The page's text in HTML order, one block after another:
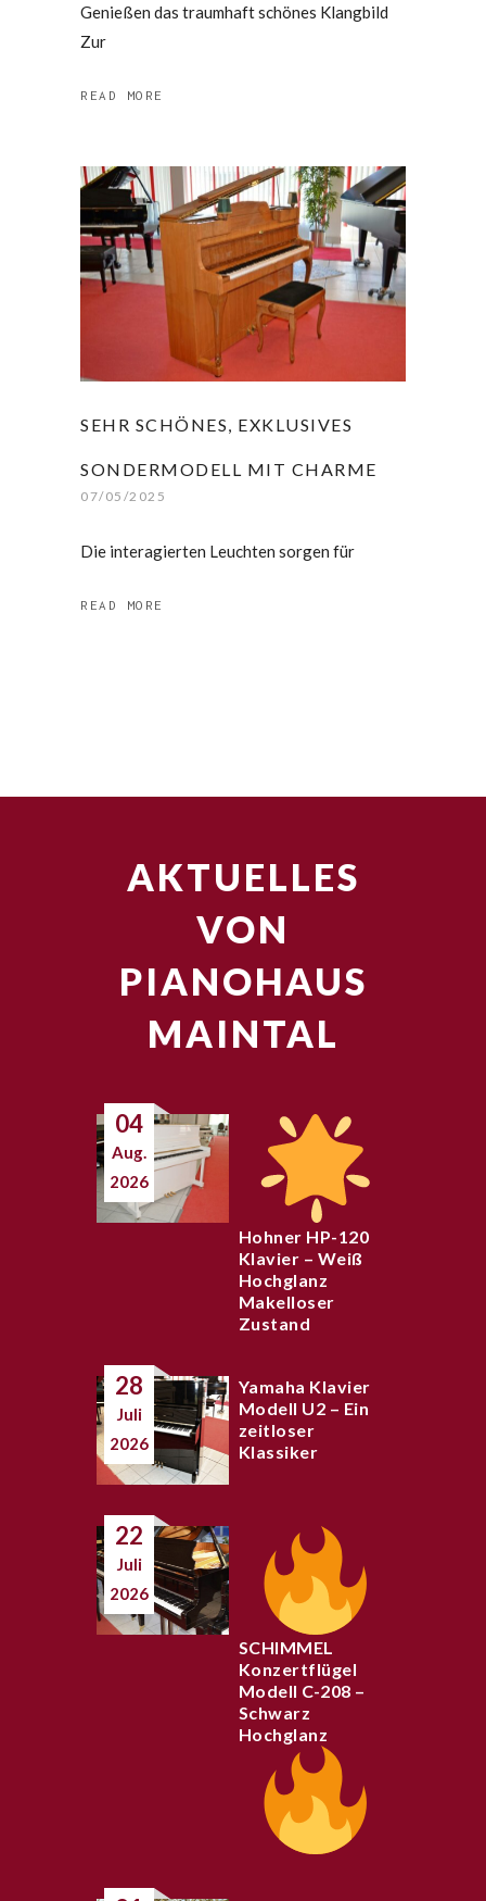
Genießen das traumhaft schönes Klangbild
Zur
READ MORE
SEHR SCHÖNES, EXKLUSIVES
SONDERMODELL MIT CHARME
07/05/2025
Die interagierten Leuchten sorgen für
READ MORE
AKTUELLES
VON
PIANOHAUS
MAINTAL
04
Aug.
2026
Hohner HP-120
Klavier – Weiß
Hochglanz
Makelloser
Zustand
28
Juli
2026
Yamaha Klavier
Modell U2 – Ein
zeitloser
Klassiker
22
Juli
2026
SCHIMMEL
Konzertflügel
Modell C-208 –
Schwarz
Hochglanz